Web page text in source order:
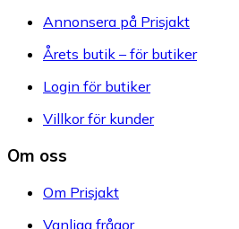
Annonsera på Prisjakt
Årets butik – för butiker
Login för butiker
Villkor för kunder
Om oss
Om Prisjakt
Vanliga frågor